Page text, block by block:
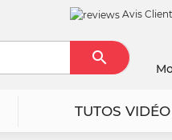
Avis
Rechercher
TUTOS VIDÉO